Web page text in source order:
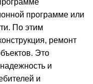
программе или
По этим
ремонт
Это
и
и